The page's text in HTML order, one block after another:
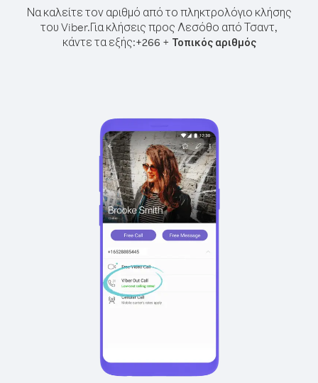
Να καλείτε τον αριθμό από το πληκτρολόγιο κλήσης
του Viber.Για κλήσεις προς Λεσόθο από Τσαντ,
κάντε τα εξής:+266 + Τοπικός αριθμός